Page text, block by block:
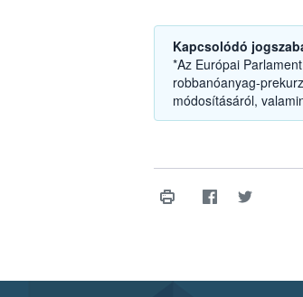
Kapcsolódó
*Az Európai
robbanóanyag-
módosításáról,